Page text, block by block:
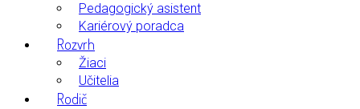
Pedagogický asistent
Kariérový poradca
Rozvrh
Žiaci
Učitelia
Rodič